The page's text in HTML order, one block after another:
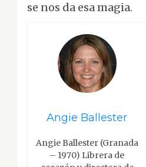
se nos da esa magia.
Angie Ballester
Angie Ballester (Granada
– 1970) Librera de